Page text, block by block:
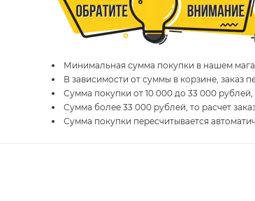
Минимальная сумма покупки в нашем
В зависимости от суммы в корзине, заказ
Сумма покупки от 10 000 до 33 000 рублей,
Сумма более 33 000 рублей, то расчет
Сумма покупки пересчитывается